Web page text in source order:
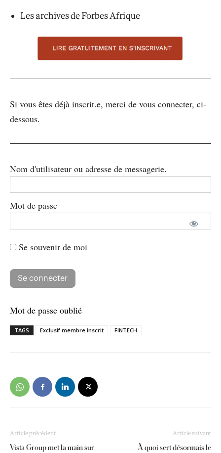
Les archives de Forbes Afrique
Si vous êtes déjà inscrit.e, merci de vous connecter, ci-
dessous.
Nom d'utilisateur ou adresse de messagerie.
Mot de passe
Se souvenir de moi
Mot de passe oublié
TAGS Exclusif membre inscrit FINTECH
Article précédent
Vista Group met la main sur
Article suivant
À quoi sert désormais le